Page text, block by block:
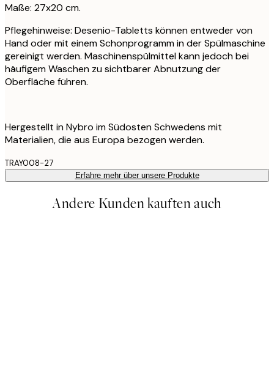
Maße: 27x20 cm.
Pflegehinweise: Desenio-Tabletts können entweder von
Hand oder mit einem Schonprogramm in der Spülmaschine
gereinigt werden. Maschinenspülmittel kann jedoch bei
häufigem Waschen zu sichtbarer Abnutzung der
Oberfläche führen.
Hergestellt in Nybro im Südosten Schwedens mit
Materialien, die aus Europa bezogen werden.
TRAY008-27
Erfahre mehr über unsere Produkte
Andere Kunden kauften auch